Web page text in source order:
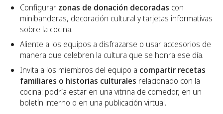
Configurar zonas de donación decoradas con
minibanderas, decoración cultural y tarjetas informativas
sobre la cocina.
Aliente a los equipos a disfrazarse o usar accesorios de
manera que celebren la cultura que se honra ese día.
Invita a los miembros del equipo a compartir recetas
familiares o historias culturales relacionado con la
cocina: podría estar en una vitrina de comedor, en un
boletín interno o en una publicación virtual.